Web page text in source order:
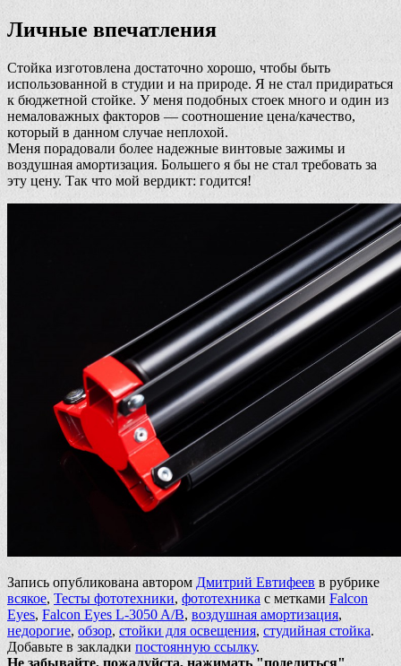
Личные впечатления
Стойка изготовлена достаточно хорошо, чтобы быть
использованной в студии и на природе. Я не стал придираться
к бюджетной стойке. У меня подобных стоек много и один из
немаловажных факторов — соотношение цена/качество,
который в данном случае неплохой.
Меня порадовали более надежные винтовые зажимы и
воздушная амортизация. Большего я бы не стал требовать за
эту цену. Так что мой вердикт: годится!
Запись опубликована автором Дмитрий Евтифеев в рубрике
всякое, Тесты фототехники, фототехника с метками Falcon
Eyes, Falcon Eyes L-3050 A/B, воздушная амортизация,
недорогие, обзор, стойки для освещения, студийная стойка.
Добавьте в закладки постоянную ссылку.
Не забывайте, пожалуйста, нажимать "поделиться"